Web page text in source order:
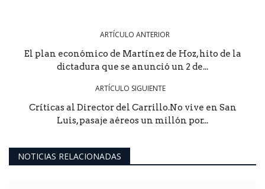
ARTÍCULO ANTERIOR
El plan económico de Martínez de Hoz, hito de la
dictadura que se anunció un 2 de...
ARTÍCULO SIGUIENTE
Críticas al Director del Carrillo.No vive en San
Luis, pasaje aéreos un millón por...
NOTICIAS RELACIONADAS